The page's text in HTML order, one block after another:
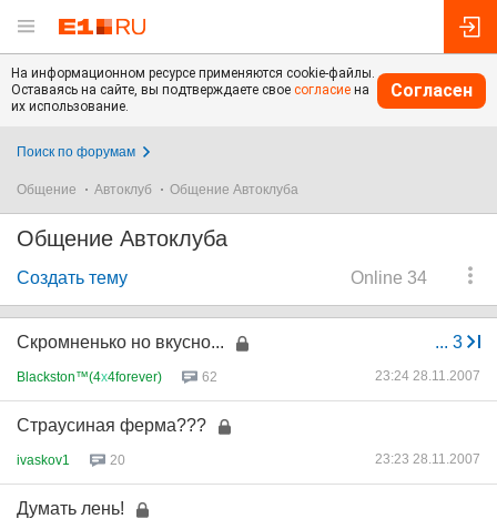
На информационном ресурсе применяются cookie-файлы.
Оставаясь на сайте, вы подтверждаете свое согласие на
их использование.
Согласен
Поиск по форумам
Общение Автоклуб Общение Автоклуба
Общение Автоклуба
Online 34
Создать тему
... 3
Скромненько но вкусно...
Blackston™(4х4forever) 62 23:24 28.11.2007
Страусиная ферма???
ivaskov1 20 23:23 28.11.2007
Думать лень!